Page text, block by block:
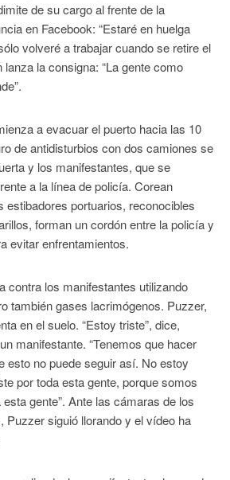
de su cargo al frente de la
en Facebook: “Estaré en huelga
volveré a trabajar cuando se retire el
lanza la consigna: “La gente como
a evacuar el puerto hacia las 10
de antidisturbios con dos camiones se
y los manifestantes, que se
a la línea de policía. Corean
estibadores portuarios, reconocibles
forman un cordón entre la policía y
evitar enfrentamientos.
contra los manifestantes utilizando
también gases lacrimógenos. Puzzer,
en el suelo. “Estoy triste”, dice,
manifestante. “Tenemos que hacer
esto no puede seguir así. No estoy
por toda esta gente, porque somos
gente”. Ante las cámaras de los
Puzzer siguió llorando y el vídeo ha